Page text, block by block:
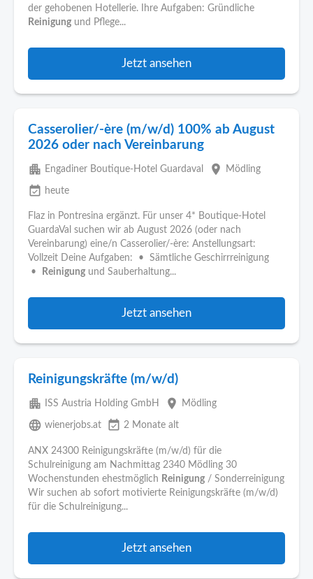
der gehobenen Hotellerie. Ihre Aufgaben: Gründliche
Reinigung und Pflege...
Jetzt ansehen
Casserolier/-ère (m/w/d) 100% ab August
2026 oder nach Vereinbarung
apartment Engadiner Boutique-Hotel Guardaval place Mödling
event_available heute
Flaz in Pontresina ergänzt. Für unser 4* Boutique-Hotel
GuardaVal suchen wir ab August 2026 (oder nach
Vereinbarung) eine/n Casserolier/-ère: Anstellungsart:
Vollzeit Deine Aufgaben: • Sämtliche Geschirrreinigung
•
Reinigung und Sauberhaltung...
Jetzt ansehen
Reinigungskräfte (m/w/d)
apartment ISS Austria Holding GmbH place Mödling
language wienerjobs.at event_available 2 Monate alt
ANX 24300 Reinigungskräfte (m/w/d) für die
Schulreinigung am Nachmittag 2340 Mödling 30
Wochenstunden ehestmöglich Reinigung / Sonderreinigung
Wir suchen ab sofort motivierte Reinigungskräfte (m/w/d)
für die Schulreinigung...
Jetzt ansehen